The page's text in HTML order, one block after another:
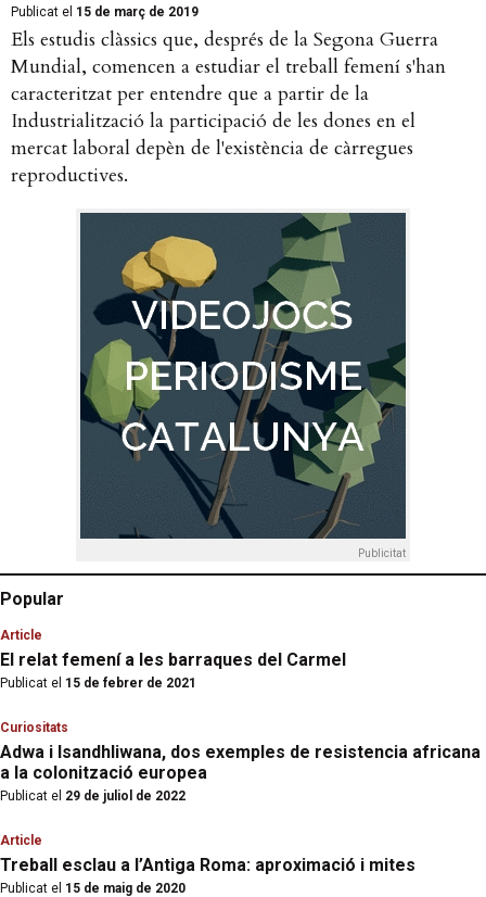
Publicat el 15 de març de 2019
Els estudis clàssics que, després de la Segona Guerra
Mundial, comencen a estudiar el treball femení s'han
caracteritzat per entendre que a partir de la
Industrialització la participació de les dones en el
mercat laboral depèn de l'existència de càrregues
reproductives.
Publicitat
Popular
Article
El relat femení a les barraques del Carmel
Publicat el 15 de febrer de 2021
Curiositats
Adwa i Isandhliwana, dos exemples de resistencia africana
a la colonització europea
Publicat el 29 de juliol de 2022
Article
Treball esclau a l’Antiga Roma: aproximació i mites
Publicat el 15 de maig de 2020